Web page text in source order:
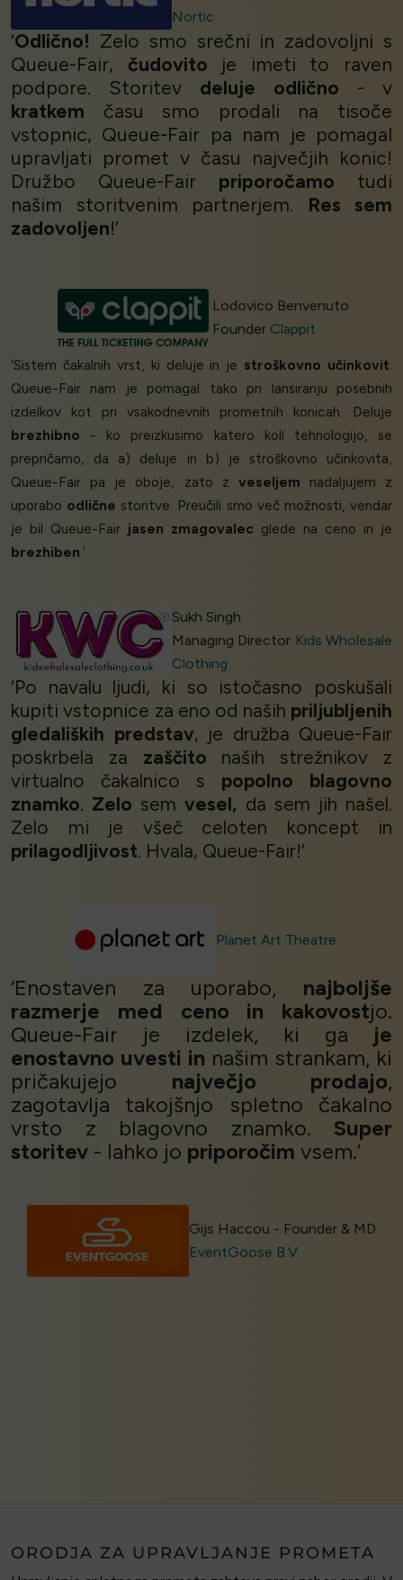
Nortic
‘Odlično! Zelo smo srečni in zadovoljni s
Queue-Fair, čudovito je imeti to raven
podpore. Storitev deluje odlično - v
kratkem času smo prodali na tisoče
vstopnic, Queue-Fair pa nam je pomagal
upravljati promet v času največjih konic!
Družbo Queue-Fair priporočamo tudi
našim storitvenim partnerjem. Res sem
zadovoljen!’
Lodovico Benvenuto
Founder Clappit
‘Sistem čakalnih vrst, ki deluje in je stroškovno učinkovit.
Queue-Fair nam je pomagal tako pri lansiranju posebnih
izdelkov kot pri vsakodnevnih prometnih konicah. Deluje
brezhibno - ko preizkusimo katero koli tehnologijo, se
prepričamo, da a) deluje in b) je stroškovno učinkovita,
Queue-Fair pa je oboje, zato z veseljem nadaljujem z
uporabo odlične storitve. Preučili smo več možnosti, vendar
je bil Queue-Fair jasen zmagovalec glede na ceno in je
brezhiben.’
Sukh Singh
Managing Director Kids Wholesale
Clothing
‘Po navalu ljudi, ki so istočasno poskušali
kupiti vstopnice za eno od naših priljubljenih
gledaliških predstav, je družba Queue-Fair
poskrbela za zaščito naših strežnikov z
virtualno čakalnico s popolno blagovno
znamko. Zelo semvesel, da sem jih našel.
Zelo mi je všeč celoten koncept in
prilagodljivost. Hvala, Queue-Fair!’
Planet Art Theatre
‘Enostaven za uporabo, najboljše
razmerje med ceno in kakovostjo.
Queue-Fair je izdelek, ki ga je
enostavno uvesti in našim strankam, ki
pričakujejo največjo prodajo,
zagotavlja takojšnjo spletno čakalno
vrsto z blagovno znamko. Super
storitev - lahko jo priporočim vsem.’
Gijs Haccou - Founder & MD
EventGoose B.V.
ORODJA ZA UPRAVLJANJE PROMETA